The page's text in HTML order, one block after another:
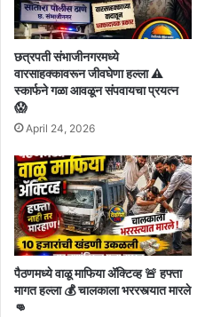
छत्रपती संभाजीनगरमध्ये
वारसाहक्कावरून जीवघेणा हल्ला ⚠️
स्कार्फने गळा आवळून संपवायचा प्रयत्न
😱
April 24, 2026
पैठणमध्ये वाळू माफिया अ‍ॅक्टिव्ह 🚨 हफ्ता
मागत हल्ला 💰 चालकाला भररस्त्यात मारले
👊